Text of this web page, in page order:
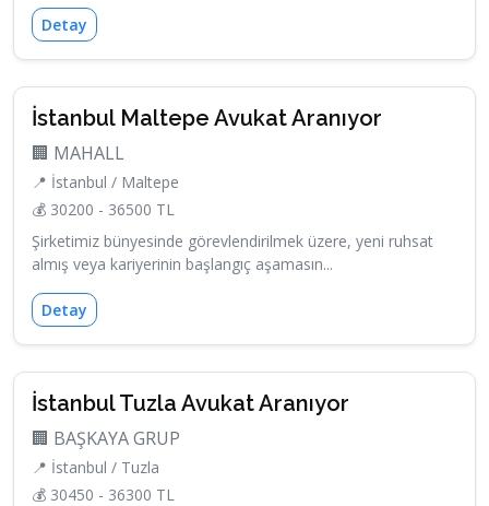
Detay
İstanbul Maltepe Avukat Aranıyor
🏢 MAHALL
📍 İstanbul / Maltepe
💰 30200 - 36500 TL
Şirketimiz bünyesinde görevlendirilmek üzere, yeni ruhsat
almış veya kariyerinin başlangıç aşamasın...
Detay
İstanbul Tuzla Avukat Aranıyor
🏢 BAŞKAYA GRUP
📍 İstanbul / Tuzla
💰 30450 - 36300 TL